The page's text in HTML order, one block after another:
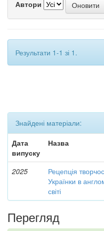
Автори
Результати 1-1 зі 1.
Знайдені матеріали:
Дата
випуску
Назва
2025
Рецепція
Українки в
світі
Перегляд